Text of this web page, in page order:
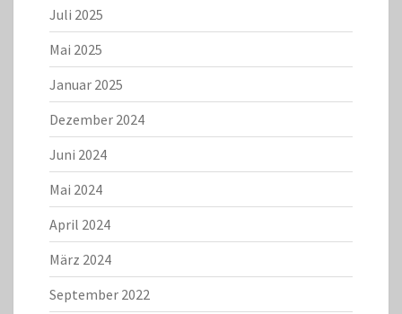
Juli 2025
Mai 2025
Januar 2025
Dezember 2024
Juni 2024
Mai 2024
April 2024
März 2024
September 2022